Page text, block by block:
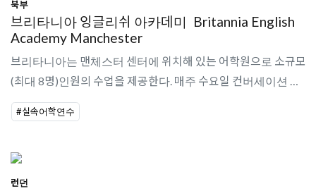
북부
브리타니아 잉글리쉬 아카데미
Britannia English
Academy Manchester
브리타니아는 맨체스터 센터에 위치해 있는 어학원으로 소규모
(최대 8명)인원의 수업을 제공한다. 매주 수요일 컨버세이션 클럽
이 있고, 토요일에 선생님들과 학생들이 엑티비티를 한다. 일반영
어, 회화레슨, FCE, I..
#실속어학연수
런던